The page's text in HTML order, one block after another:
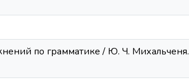
по грамматике / Ю. Ч. Михальченя.